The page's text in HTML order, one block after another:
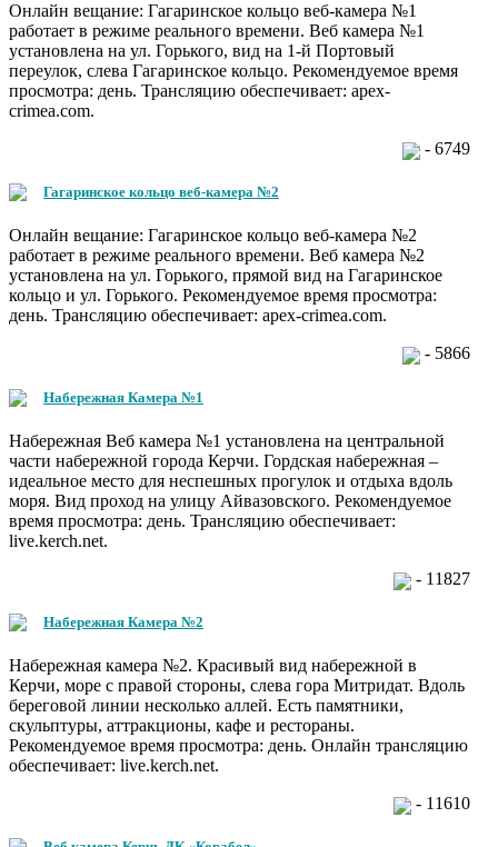
Онлайн вещание: Гагаринское кольцо веб-камера №1
работает в режиме реального времени. Веб камера №1
установлена на ул. Горького, вид на 1-й Портовый
переулок, слева Гагаринское кольцо. Рекомендуемое время
просмотра: день. Трансляцию обеспечивает: apex-
crimea.com.
- 6749
Гагаринское кольцо веб-камера №2
Онлайн вещание: Гагаринское кольцо веб-камера №2
работает в режиме реального времени. Веб камера №2
установлена на ул. Горького, прямой вид на Гагаринское
кольцо и ул. Горького. Рекомендуемое время просмотра:
день. Трансляцию обеспечивает: apex-crimea.com.
- 5866
Набережная Камера №1
Набережная Веб камера №1 установлена на центральной
части набережной города Керчи. Гордская набережная –
идеальное место для неспешных прогулок и отдыха вдоль
моря. Вид проход на улицу Айвазовского. Рекомендуемое
время просмотра: день. Трансляцию обеспечивает:
live.kerch.net.
- 11827
Набережная Камера №2
Набережная камера №2. Красивый вид набережной в
Керчи, море с правой стороны, слева гора Митридат. Вдоль
береговой линии несколько аллей. Есть памятники,
скульптуры, аттракционы, кафе и рестораны.
Рекомендуемое время просмотра: день. Онлайн трансляцию
обеспечивает: live.kerch.net.
- 11610